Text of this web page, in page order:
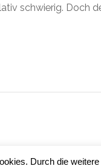
schwierig. Doch
Durch die